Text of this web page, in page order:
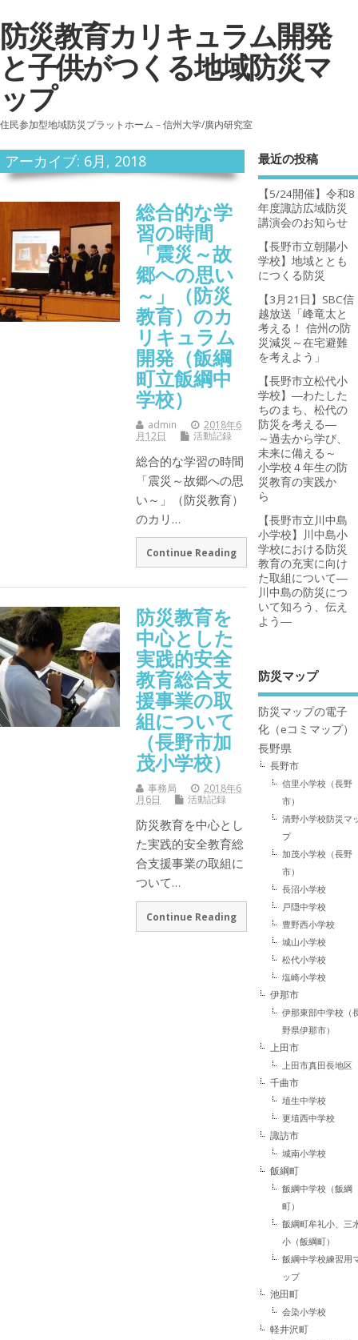
防災教育カリキュラム開発
と子供がつくる地域防災マ
ップ
住民参加型地域防災プラットホーム－信州大学/廣内研究室
アーカイブ: 6月, 2018
総合的な学
習の時間
「震災～故
郷への思い
～」（防災
教育）のカ
リキュラム
開発（飯綱
町立飯綱中
学校）
admin
2018年6
月12日
活動記録
総合的な学習の時間
「震災～故郷への思
い～」（防災教育）
のカリ…
Continue Reading
防災教育を
中心とした
実践的安全
教育総合支
援事業の取
組について
（長野市加
茂小学校）
事務局
2018年6
月6日
活動記録
防災教育を中心とし
た実践的安全教育総
合支援事業の取組に
ついて…
Continue Reading
最近の投稿
【5/24開催】令和8
年度諏訪広域防災
講演会のお知らせ
【長野市立朝陽小
学校】地域ととも
につくる防災
【3月21日】SBC信
越放送「峰竜太と
考える！ 信州の防
災減災～在宅避難
を考えよう」
【長野市立松代小
学校】―わたした
ちのまち、松代の
防災を考える―
～過去から学び、
未来に備える～
小学校４年生の防
災教育の実践か
ら
【長野市立川中島
小学校】川中島小
学校における防災
教育の充実に向け
た取組について―
川中島の防災につ
いて知ろう、伝え
よう―
防災マップ
防災マップの電子
化（eコミマップ）
長野県
長野市
信里小学校（長野
市）
清野小学校防災マ
プ
加茂小学校（長野
市）
長沼小学校
戸隠中学校
豊野西小学校
城山小学校
松代小学校
塩崎小学校
伊那市
伊那東部中学校（
野県伊那市）
上田市
上田市真田長地区
千曲市
埴生中学校
更埴西中学校
諏訪市
城南小学校
飯綱町
飯綱中学校（飯綱
町）
飯綱町牟礼小、三
小（飯綱町）
飯綱中学校練習用
ップ
池田町
会染小学校
軽井沢町